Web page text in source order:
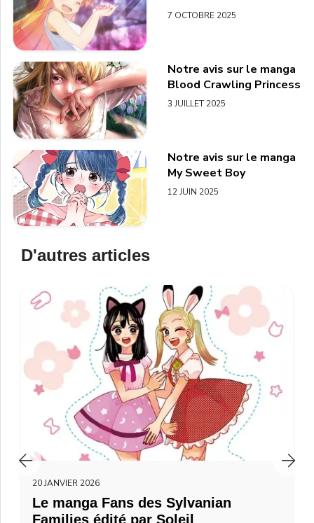
7 OCTOBRE 2025
Notre avis sur le manga
Blood Crawling Princess
3 JUILLET 2025
Notre avis sur le manga
My Sweet Boy
12 JUIN 2025
D'autres articles
20 JANVIER 2026
Le manga Fans des Sylvanian
Families édité par Soleil